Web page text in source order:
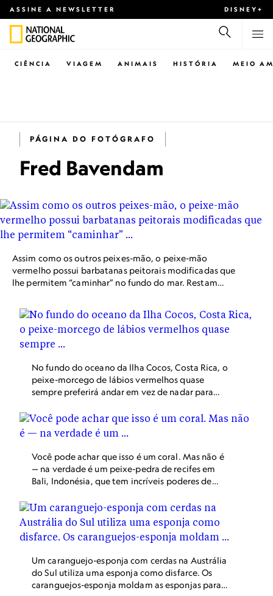
ASSINE A NEWSLETTER DISNEY+
CIÊNCIA VIAGEM ANIMAIS HISTÓRIA MEIO
PÁGINA DO FOTÓGRAFO
Fred Bavendam
Assim como os outros peixes-mão, o peixe-mão
vermelho possui barbatanas peitorais modificadas que
lhe permitem “caminhar” no fundo do mar. Restam
No fundo do oceano da Ilha Cocos, Costa Rica, o
peixe-morcego de lábios vermelhos quase
sempre preferirá andar em vez de nadar para
Você pode achar que isso é um coral. Mas não é
— na verdade é um peixe-pedra de recifes em
Bali, Indonésia, que tem incríveis poderes de
Um caranguejo-esponja com cerdas na Austrália
do Sul utiliza uma esponja como disfarce. Os
caranguejos-esponja moldam as esponjas para